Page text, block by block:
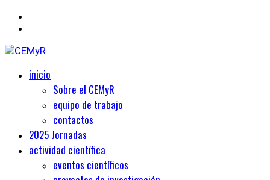
CEMyR
Centro de Estudios Medievales y Renacentistas
Primaryinicio
Sobre el CEMyR
equipo de trabajo
contactos
2025 Jornadas
actividad científica
eventos científicos